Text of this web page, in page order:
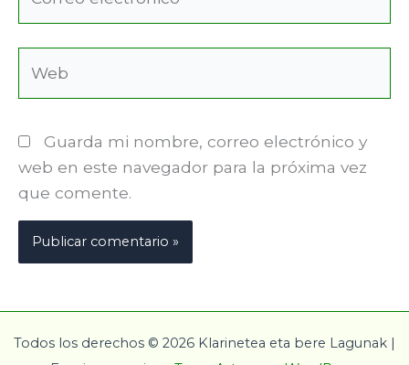
electrónico*
Guarda mi nombre, correo electrónico y
web en este navegador para la próxima vez
que comente.
Todos los derechos © 2026 Klarinetea eta bere Lagunak |